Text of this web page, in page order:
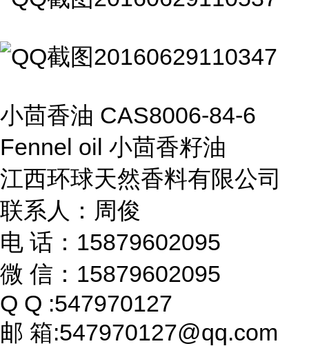
小茴香油 CAS8006-84-6
Fennel oil 小茴香籽油
江西环球天然香料有限公司
联系人：周俊
电 话：15879602095
微 信：15879602095
Q Q :547970127
邮 箱:547970127@qq.com